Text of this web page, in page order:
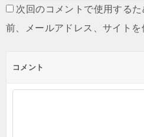
次回のコメントで使用する
前、メールアドレス、サイトを
コメント